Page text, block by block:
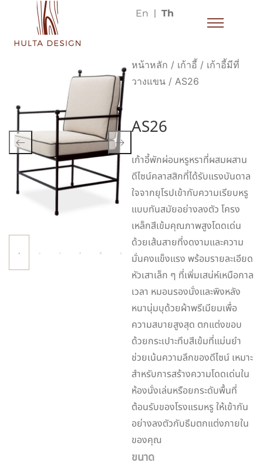
En Th
หน้าหลัก / เก้าอี้ / เก้าอี้มีที่
วางแขน / AS26
AS26
เก้าอี้พักผ่อนหรูหราที่ผสมผสาน
ดีไซน์คลาสสิกที่ได้รับแรงบันดาล
ใจจากยุโรปเข้ากับความเรียบหรู
แบบทันสมัยอย่างลงตัว โครง
เหล็กสีเข้มคุณภาพสูงโดดเด่น
ด้วยเส้นสายที่งดงามและความ
มั่นคงแข็งแรง พร้อมรายละเอียด
หัวเสาเล็ก ๆ ที่เพิ่มเสน่ห์เหนือกาล
เวลา หมอนรองนั่งและพิงหลัง
หนานุ่มบุด้วยผ้าพรีเมียมเพื่อ
ความสบายสูงสุด ตกแต่งขอบ
ด้วยกระเปาะทึบสีเข้มที่แม่นยำ
ช่วยเน้นความลึกของดีไซน์ เหมาะ
สำหรับการสร้างความโดดเด่นใน
ห้องนั่งเล่นหรือยกระดับพื้นที่
ต้อนรับของโรงแรมหรู ให้เข้ากัน
อย่างลงตัวกับธีมตกแต่งภายใน
ของคุณ
ขนาด